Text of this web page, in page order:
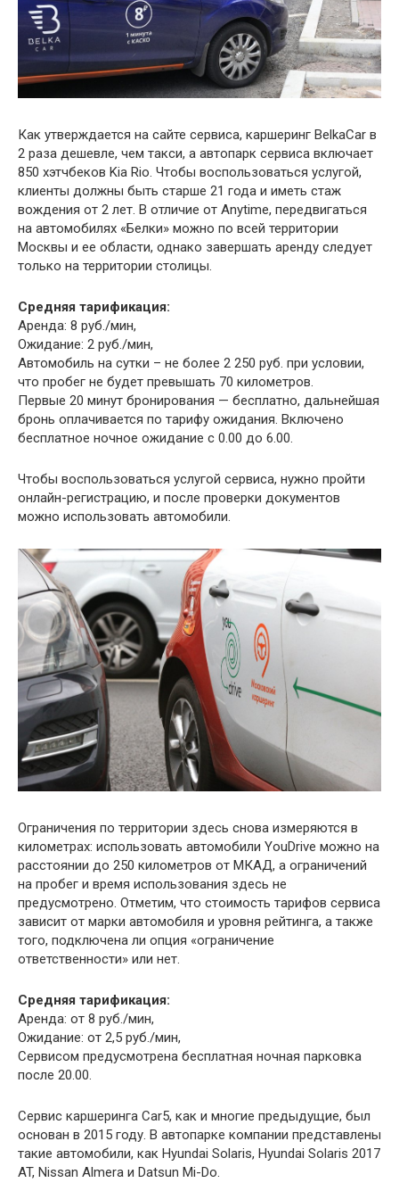
Как утверждается на сайте сервиса, каршеринг BelkaCar в
2 раза дешевле, чем такси, а автопарк сервиса включает
850 хэтчбеков Kia Rio. Чтобы воспользоваться услугой,
клиенты должны быть старше 21 года и иметь стаж
вождения от 2 лет. В отличие от Anytime, передвигаться
на автомобилях «Белки» можно по всей территории
Москвы и ее области, однако завершать аренду следует
только на территории столицы.
Средняя тарификация:
Аренда: 8 руб./мин,
Ожидание: 2 руб./мин,
Автомобиль на сутки – не более 2 250 руб. при условии,
что пробег не будет превышать 70 километров.
Первые 20 минут бронирования — бесплатно, дальнейшая
бронь оплачивается по тарифу ожидания. Включено
бесплатное ночное ожидание с 0.00 до 6.00.
Чтобы воспользоваться услугой сервиса, нужно пройти
онлайн-регистрацию, и после проверки документов
можно использовать автомобили.
Ограничения по территории здесь снова измеряются в
километрах: использовать автомобили YouDrive можно на
расстоянии до 250 километров от МКАД, а ограничений
на пробег и время использования здесь не
предусмотрено. Отметим, что стоимость тарифов сервиса
зависит от марки автомобиля и уровня рейтинга, а также
того, подключена ли опция «ограничение
ответственности» или нет.
Средняя тарификация:
Аренда: от 8 руб./мин,
Ожидание: от 2,5 руб./мин,
Сервисом предусмотрена бесплатная ночная парковка
после 20.00.
Сервис каршеринга Car5, как и многие предыдущие, был
основан в 2015 году. В автопарке компании представлены
такие автомобили, как Hyundai Solaris, Hyundai Solaris 2017
AT, Nissan Almera и Datsun Mi-Do.